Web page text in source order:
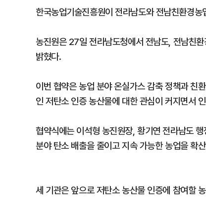
한국농업기술진흥원이 전라남도와 전남친환경
농진원은 27일 전라남도청에서 전남도, 전남친
밝혔다.
이번 협약은 농업 분야 온실가스 감축 정책과 친
인 저탄소 인증 농산물에 대한 관심이 커지면서
협약식에는 이석형 농진원장, 황기연 전라남도
분야 탄소 배출을 줄이고 지속 가능한 농업을 확
세 기관은 앞으로 저탄소 농산물 인증에 참여할